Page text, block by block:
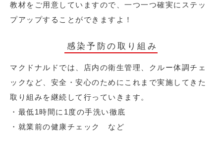
教材をご用意していますので、一つ一つ確実にステッ
プアップすることができますよ！
感染予防の取り組み
マクドナルドでは、店内の衛生管理、クルー体調チェ
ックなど、安全・安心のためにこれまで実施してきた
取り組みを継続して行っていきます。
・最低1時間に1度の手洗い徹底
・就業前の健康チェック など